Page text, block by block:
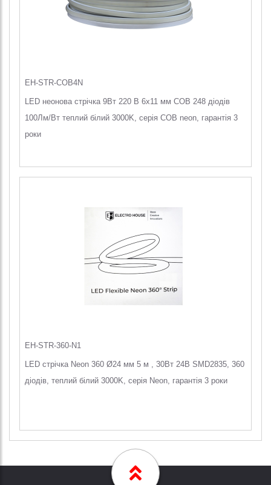
EH-STR-COB4N
LED неонова стрічка 9Вт 220 В 6х11 мм COB 248 діодів
100Лм/Вт теплий білий 3000K, серія COB neon, гарантія 3
роки
EH-STR-360-N1
LED стрічка Neon 360 Ø24 мм 5 м , 30Вт 24В SMD2835, 360
діодів, теплий білий 3000K, серія Neon, гарантія 3 роки